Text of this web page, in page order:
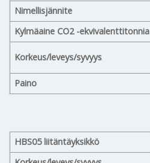
Nimellisjännite
Kylmäaine CO2 -ekvivalenttitonnia
Korkeus/leveys/syvyys
Paino
HBS05 liitäntäyksikkö